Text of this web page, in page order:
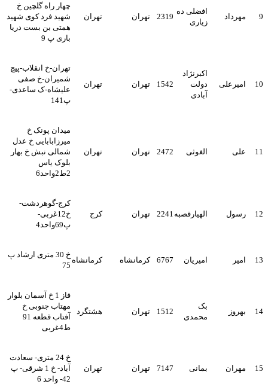
9 مهرداد
افضلی ده
زیاری
2319 تهران تهران
چهار راه گلچین خ
شهید فرد کوی شهید
همتی بن بست دریا
باری پ 9
10 امیرعلی
اکبرنژاد
دولت
آبادی
1542 تهران تهران
تهران-خ انقلاب-پیچ
شمیران-خ صفی
علیشاه-ک ساعدی-
پ141
11 علی الغوثی 2472 تهران تهران
میدان پونک خ
میرزابابایی خ عدل
شمالی نبش خ بهار
بلوک یاس
2ط2واحد6
12 رسول الهیارقصبه 2241 تهران کرج
کرج-گوهردشت-
خ12غربی-
پ69واحد4
13 امیر امیریان 6767 کرمانشاه کرمانشاه
خ 30 متری ارشاد پ
75
14 بهروز
بک
محمدی
1512 تهران هشتگرد
فاز 1 خ آسمان بلوار
مهتاب جنوبی خ
آفتاب قطعه 91
ط4غربی
15 مهران بمانی 7147 تهران تهران
خ 24 متری- سعادت
آباد- خ 1 شرقی- پ
42- واحد 6